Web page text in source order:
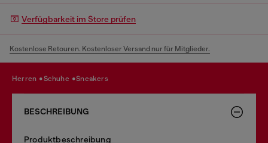
Verfügbarkeit im Store prüfen
Kostenlose Retouren. Kostenloser Versand nur für Mitglieder.
herren schuhe sneakers
BESCHREIBUNG
Produktbeschreibung